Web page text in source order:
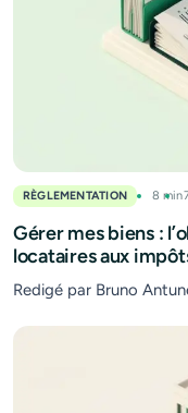
RÈGLEMENTATION 8 min
Gérer mes biens :
locataires aux
Redigé par Bruno